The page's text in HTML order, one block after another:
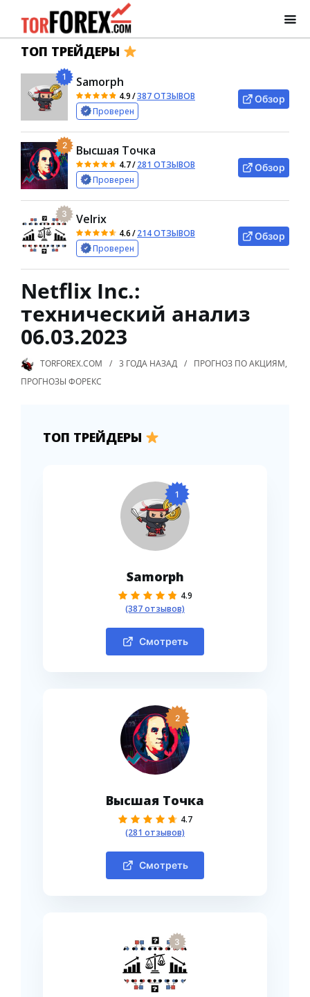
ТОП ТРЕЙДЕРЫ
1 Samorph
4.9/387 ОТЗЫВОВ
Проверен
Обзор
2 Высшая Точка
4.7/281 ОТЗЫВОВ
Проверен
Обзор
3 Velrix
4.6/214 ОТЗЫВОВ
Проверен
Обзор
Netflix Inc.:
технический анализ
06.03.2023
TORFOREX.COM 3 ГОДА НАЗАД ПРОГНОЗ ПО АКЦИЯМ,
ПРОГНОЗЫ ФОРЕКС
ТОП ТРЕЙДЕРЫ
1
Samorph
4.9
(387 отзывов)
Смотреть
2
Высшая Точка
4.7
(281 отзывов)
Смотреть
3